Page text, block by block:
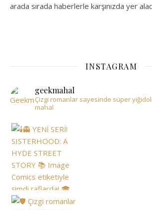
arada sırada haberlerle karşınızda yer
INSTAGRAM
geekmahal
Çizgi romanlar sayesinde süper
mahal